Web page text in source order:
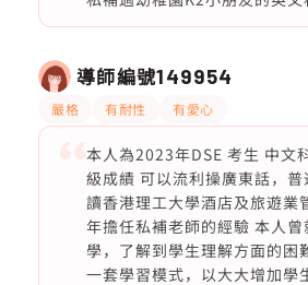
導師編號149954
嚴格 有耐性 有愛心
本人為2023年DSE 考生 中文
級成績 可以流利操廣東話，
讀香港理工大學酒店及旅遊業
年擔任私補老師的經驗 本人
學，了解到學生理解方面的困
一套學習模式，以大大增加學